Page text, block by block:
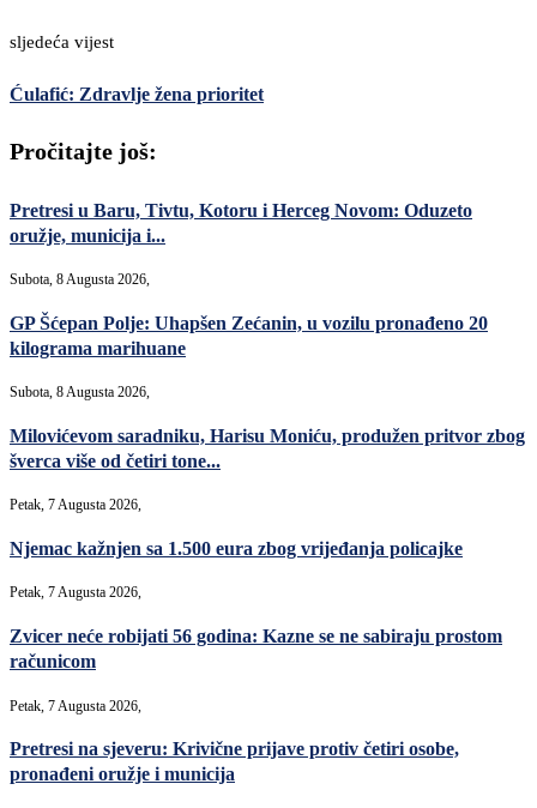
sljedeća vijest
Ćulafić: Zdravlje žena prioritet
Pročitajte još:
Pretresi u Baru, Tivtu, Kotoru i Herceg Novom: Oduzeto
oružje, municija i...
Subota, 8 Augusta 2026,
GP Šćepan Polje: Uhapšen Zećanin, u vozilu pronađeno 20
kilograma marihuane
Subota, 8 Augusta 2026,
Milovićevom saradniku, Harisu Moniću, produžen pritvor zbog
šverca više od četiri tone...
Petak, 7 Augusta 2026,
Njemac kažnjen sa 1.500 eura zbog vrijeđanja policajke
Petak, 7 Augusta 2026,
Zvicer neće robijati 56 godina: Kazne se ne sabiraju prostom
računicom
Petak, 7 Augusta 2026,
Pretresi na sjeveru: Krivične prijave protiv četiri osobe,
pronađeni oružje i municija